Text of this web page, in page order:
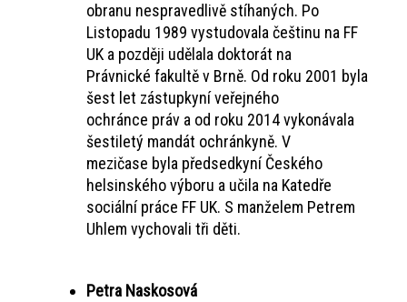
obranu nespravedlivě stíhaných. Po
Listopadu 1989 vystudovala češtinu na FF
UK a později udělala doktorát na
Právnické fakultě v Brně. Od roku 2001 byla
šest let zástupkyní veřejného
ochránce práv a od roku 2014 vykonávala
šestiletý mandát ochránkyně. V
mezičase byla předsedkyní Českého
helsinského výboru a učila na Katedře
sociální práce FF UK. S manželem Petrem
Uhlem vychovali tři děti.
Petra Naskosová